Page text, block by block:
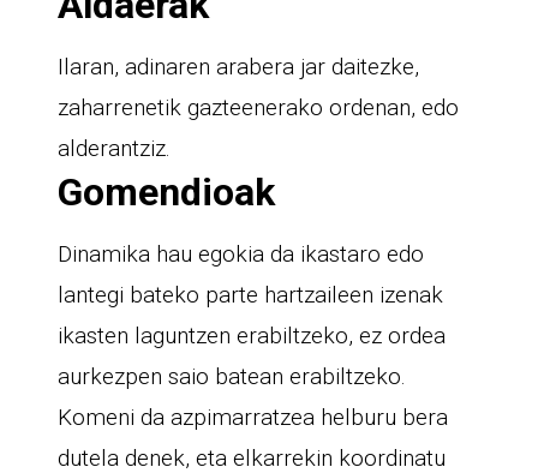
Ilaran, adinaren arabera jar daitezke,
zaharrenetik gazteenerako ordenan, edo
alderantziz.
Gomendioak
Dinamika hau egokia da ikastaro edo
lantegi bateko parte hartzaileen izenak
ikasten laguntzen erabiltzeko, ez ordea
aurkezpen saio batean erabiltzeko.
Komeni da azpimarratzea helburu bera
dutela denek, eta elkarrekin koordinatu